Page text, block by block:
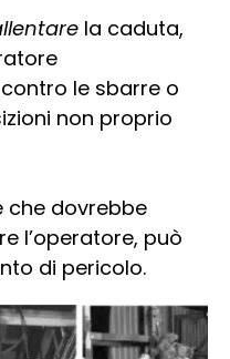
la caduta,
le sbarre o
non proprio
che dovrebbe
l’operatore, può
di pericolo.